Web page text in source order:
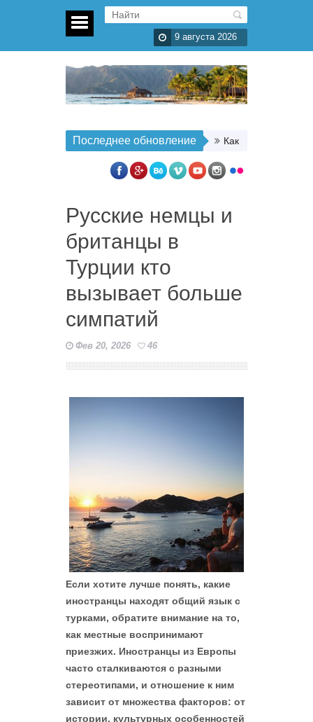
9 августа 2026
Последнее обновление Как организовать
Русские немцы и
британцы в
Турции кто
вызывает больше
симпатий
Фев 20, 2026 46
Если хотите лучше понять, какие
иностранцы находят общий язык с
турками, обратите внимание на то,
как местные воспринимают
приезжих. Иностранцы из Европы
часто сталкиваются с разными
стереотипами, и отношение к ним
зависит от множества факторов: от
истории, культурных особенностей